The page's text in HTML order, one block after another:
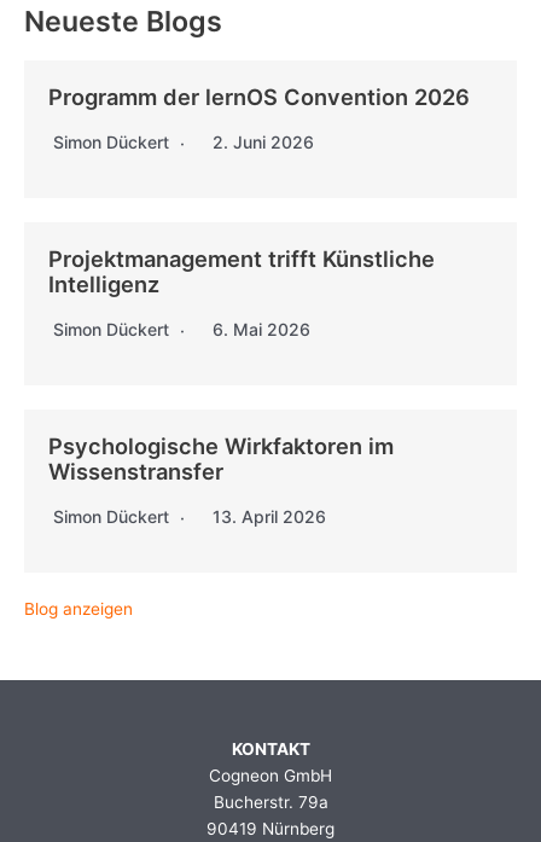
Neueste Blogs
Programm der lernOS Convention 2026
Simon Dückert 2. Juni 2026
Projektmanagement trifft Künstliche
Intelligenz
Simon Dückert 6. Mai 2026
Psychologische Wirkfaktoren im
Wissenstransfer
Simon Dückert 13. April 2026
Blog anzeigen
KONTAKT
Cogneon GmbH
Bucherstr. 79a
90419 Nürnberg